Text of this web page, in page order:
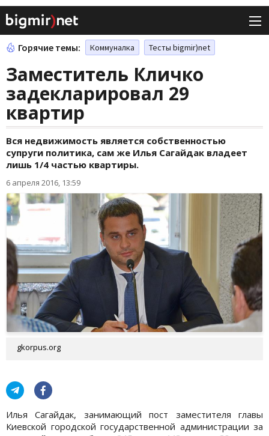
Горячие темы: Коммуналка Тесты bigmir)net
Заместитель Кличко
задекларировал 29
квартир
Вся недвижимость является собственностью
супруги политика, сам же Илья Сагайдак владеет
лишь 1/4 частью квартиры.
6 апреля 2016, 13:59
gkorpus.org
Илья Сагайдак, занимающий пост заместителя главы
Киевской городской государственной администрации за